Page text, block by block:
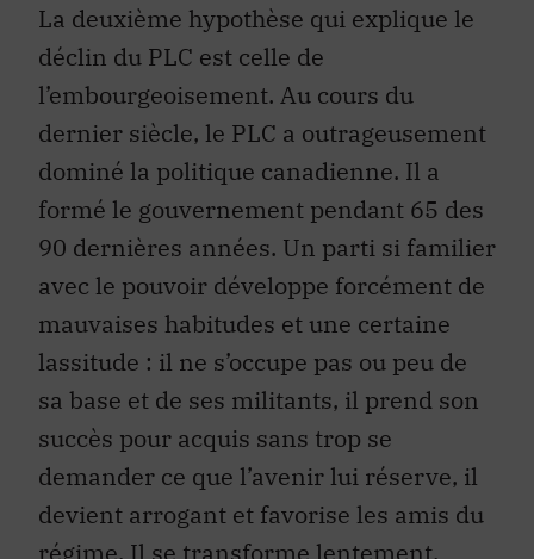
La deuxième hypothèse qui explique le
déclin du PLC est celle de
l’embourgeoisement. Au cours du
dernier siècle, le PLC a outrageusement
dominé la politique canadienne. Il a
formé le gouvernement pendant 65 des
90 dernières années. Un parti si familier
avec le pouvoir développe forcément de
mauvaises habitudes et une certaine
lassitude : il ne s’occupe pas ou peu de
sa base et de ses militants, il prend son
succès pour acquis sans trop se
demander ce que l’avenir lui réserve, il
devient arrogant et favorise les amis du
régime. Il se transforme lentement,